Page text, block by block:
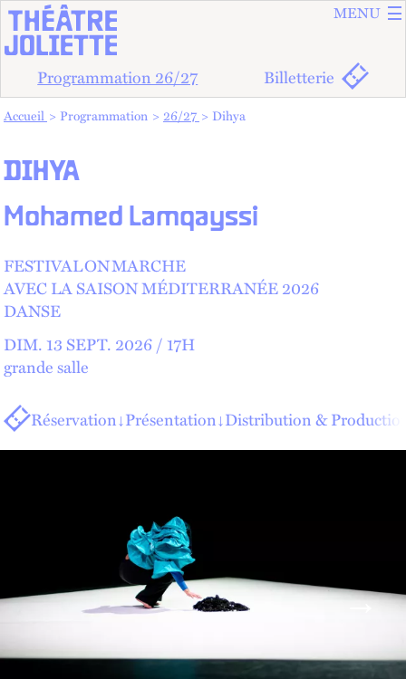
ALLER
ALLER
MENU
Programmation 26/27 Billetterie
Vous êtes dans :
Accueil Programmation 26/27 Dihya
DIHYA
Mohamed Lamqayssi
FESTIVAL ON MARCHE
AVEC LA SAISON MÉDITERRANÉE 2026
DANSE
DIM.13 SEPT. 2026 /17H
grande salle
Réservation↓Présentation↓Distribution &